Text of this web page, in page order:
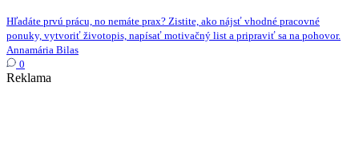
Hľadáte prvú prácu, no nemáte prax? Zistite, ako nájsť vhodné pracovné
ponuky, vytvoriť životopis, napísať motivačný list a pripraviť sa na pohovor.
Annamária Bilas
0
Reklama